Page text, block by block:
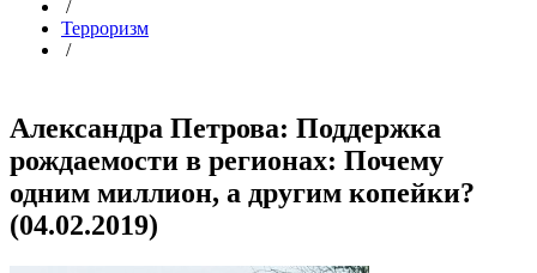
/
Терроризм
/
Александра Петрова: Поддержка
рождаемости в регионах: Почему
одним миллион, а другим копейки?
(04.02.2019)